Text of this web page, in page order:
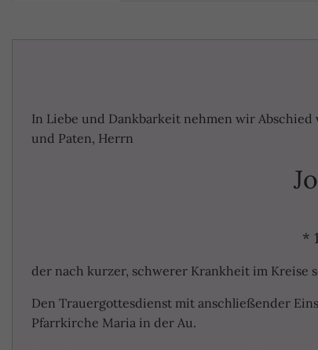
In Liebe und Dankbarkeit nehmen wir Abschied
und Paten, Herrn
*
der nach kurzer, schwerer Krankheit im Kreise
Den Trauergottesdienst mit anschließender
Pfarrkirche Maria in der Au.